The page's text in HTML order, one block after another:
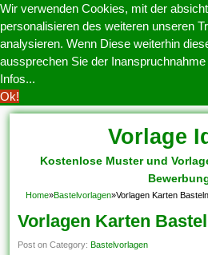
Wir verwenden Cookies, mit der
personalisieren des weiteren unseren
analysieren. Wenn Diese weiterhin
aussprechen Sie der
Infos...
Ok!
Vorlage
Kostenlose Muster und
Home»Bastelvorlagen»Vorlagen Karten Basteln
Vorlagen Karten
Post on Category:Bastelvorlagen